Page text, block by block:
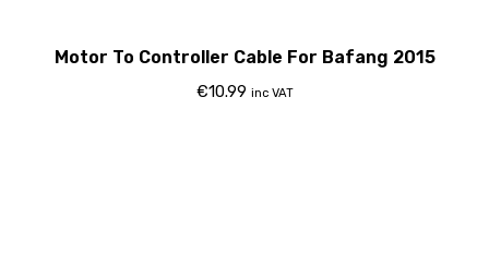
Motor To Controller Cable For Bafang 2015
€10.99 inc VAT